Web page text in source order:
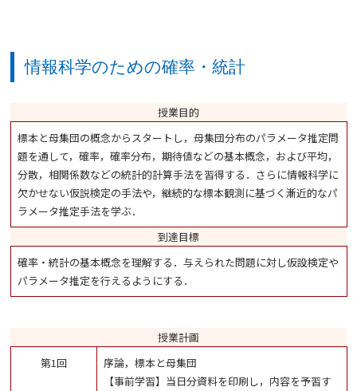
情報科学のための確率・統計
授業目的
標本と母集団の概念からスタートし，母集団分布のパラメータ推定問
題を通して，確率，確率分布，期待値などの基本概念，および平均，
分散，相関係数などの統計的計算手法を習得する．さらに情報科学に
欠かせない仮説検定の手法や，継続的な標本観測に基づく漸近的なパ
ラメータ推定手法を学ぶ．
到達目標
確率・統計の基本概念を理解する．与えられた問題に対し仮設検定や
パラメータ推定を行えるようにする．
授業計画
第1回
序論，標本と母集団
【事前学習】当日分資料を印刷し，内容を予習す